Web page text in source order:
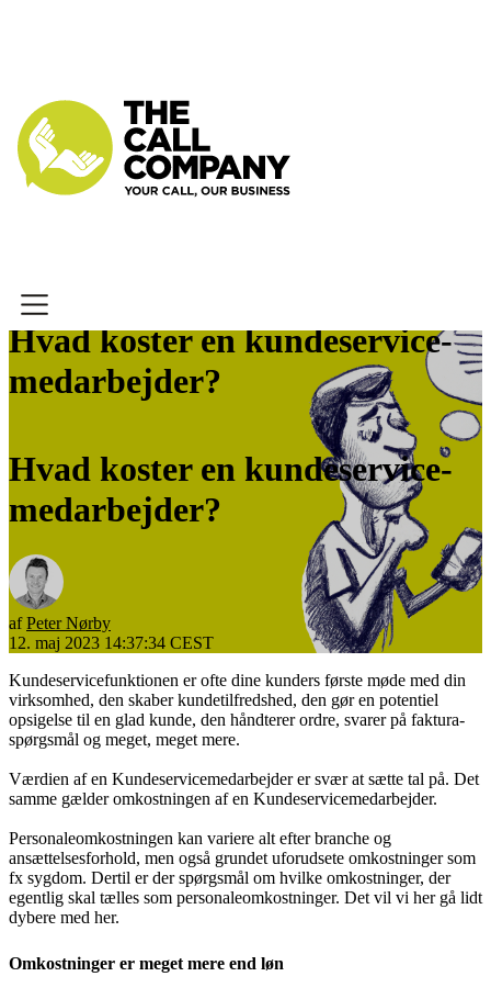
KUNDESERVICE
VIDEN
KUNDE HOS OS
KONTAKT
Hvad koster en kundeservice-
medarbejder?
Hvad koster en kundeservice-
medarbejder?
afPeter Nørby
12. maj 2023 14:37:34 CEST
Kundeservicefunktionen er ofte dine kunders første møde med din
virksomhed, den skaber kundetilfredshed, den gør en potentiel
opsigelse til en glad kunde, den håndterer ordre, svarer på faktura-
spørgsmål og meget, meget mere.
Værdien af en Kundeservicemedarbejder er svær at sætte tal på. Det
samme gælder omkostningen af en Kundeservicemedarbejder.
Personaleomkostningen kan variere alt efter branche og
ansættelsesforhold, men også grundet uforudsete omkostninger som
fx sygdom. Dertil er der spørgsmål om hvilke omkostninger, der
egentlig skal tælles som personaleomkostninger. Det vil vi her gå lidt
dybere med her.
Omkostninger er meget mere end løn